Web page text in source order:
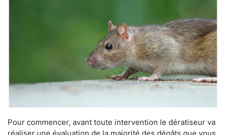
Pour commencer, avant toute intervention le dératiseur va